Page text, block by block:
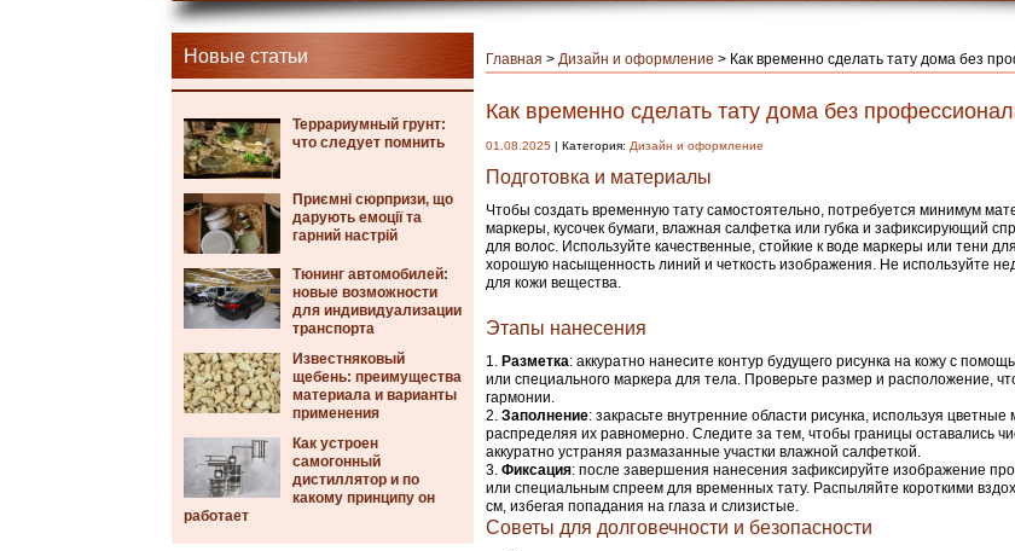
Новые статьи
Террариумный грунт:
что следует помнить
Приємні сюрпризи, що
дарують емоції та
гарний настрій
Тюнинг автомобилей:
новые возможности
для индивидуализации
транспорта
Известняковый
щебень: преимущества
материала и варианты
применения
Как устроен
самогонный
дистиллятор и по
какому принципу он
работает
Главная > Дизайн и оформление > Как временно сделать тату дома без
Как временно сделать тату дома без
01.08.2025 | Категория: Дизайн и оформление
Подготовка и материалы
Чтобы создать временную тату самостоятельно, потребуется минимум
маркеры, кусочек бумаги, влажная салфетка или губка и зафиксирующий
для волос. Используйте качественные, стойкие к воде маркеры или тени
хорошую насыщенность линий и четкость изображения. Не используйте
для кожи вещества.
Этапы нанесения
Разметка: аккуратно нанесите контур будущего рисунка на кожу с
или специального маркера для тела. Проверьте размер и расположение,
гармонии.
Заполнение: закрасьте внутренние области рисунка, используя
распределяя их равномерно. Следите за тем, чтобы границы оставались
аккуратно устраняя размазанные участки влажной салфеткой.
Фиксация: после завершения нанесения зафиксируйте изображение
или специальным спреем для временных тату. Распыляйте короткими
см, избегая попадания на глаза и слизистые.
Советы для долговечности и безопасности